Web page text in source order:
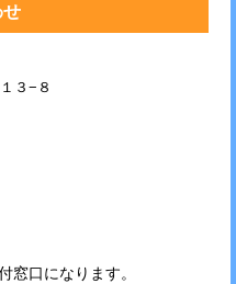
せ
３−８
窓口になります。